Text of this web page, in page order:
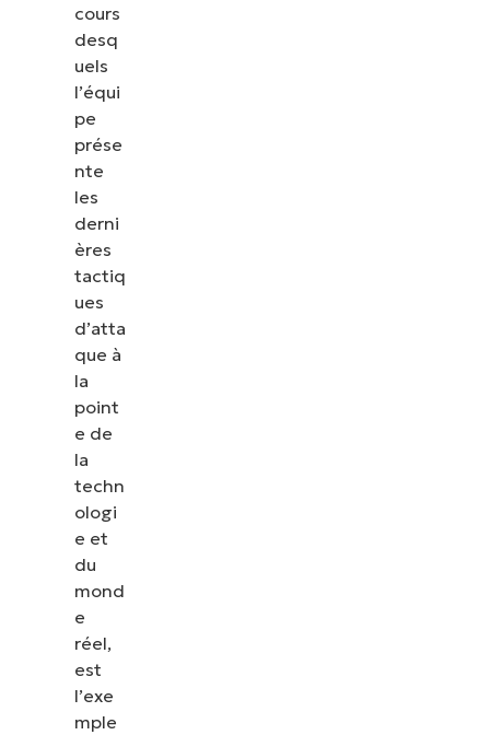
cours
desq
uels
l’équi
pe
prése
nte
les
derni
ères
tactiq
ues
d’atta
que à
la
point
e de
la
techn
ologi
e et
du
mond
e
réel,
est
l’exe
mple